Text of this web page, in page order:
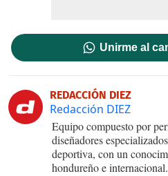
Unirme al
REDACCIÓN DIEZ
Redacción DIEZ
Equipo compuesto por
diseñadores
deportiva, con un
hondureño e internacional.